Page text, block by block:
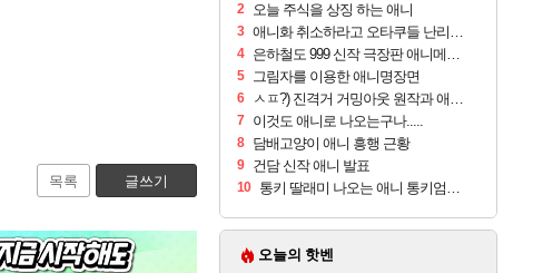
목록 글쓰기
2 오늘 주식을 상징 하는 애니
3 애니화 취소하라고 오타쿠들 난리난 만화
4 은하철도 999 신작 극장판 애니메이션 제작 결정
5 그림자를 이용한 애니명장면
6 ㅅㅍ?) 진격거 거밍아웃 원작과 애니 비교.jpg
7 이것도 애니로 나오는구나.....
8 담배고양이 애니 흥행 근황
9 건담 신작 애니 발표
10 통키 딸래미 나오는 애니 통키엄마 근황
오늘의 핫벤